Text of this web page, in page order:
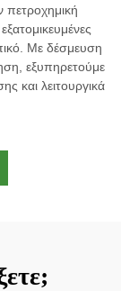
πετροχημική
Με δέσμευση
εξυπηρετούμε
και λειτουργικά